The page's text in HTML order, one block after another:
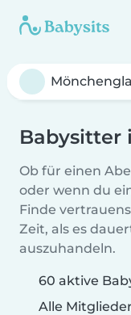
Babysitter
Ob für einen
oder wenn du
Finde
Zeit, als es
auszuhandeln.
60 aktive
Alle